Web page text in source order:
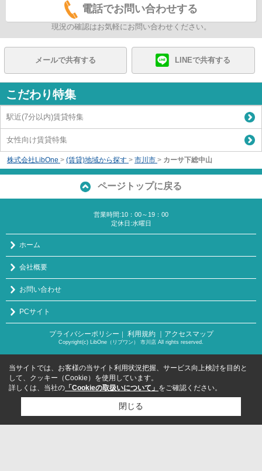
電話でお問い合わせする
現況の確認はお気軽にお問い合わせください。
メールで共有する LINEで共有する
こだわり特集
駅近(7分以内)賃貸特集
女性向け賃貸特集
株式会社LibOne > (賃貸)地域から探す > 市川市 > カーサ下総中山
ページトップに戻る
営業時間:10：00～19：00
定休日:水曜日
ホーム
会社概要
お問い合わせ
PCサイト
プライバシーポリシー 利用規約 ｜アクセスマップ
Copyright(c) LibOne（リブワン） 市川店 All rights reserved.
当サイトでは、お客様の当サイト利用状況把握、サービス向上検討を目的と
して、クッキー（Cookie）を使用しています。
詳しくは、当社の 「Cookieの取扱いについて」 をご確認ください。
閉じる